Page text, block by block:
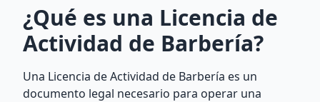
¿Qué es una Licencia de
Actividad de Barbería?
Una Licencia de Actividad de Barbería es un
documento legal necesario para operar una